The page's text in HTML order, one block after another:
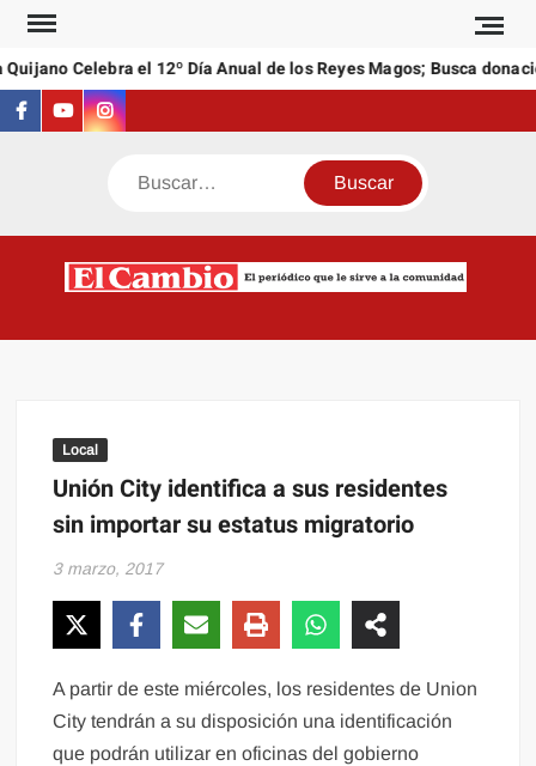
Saltar
contenidoCelebra el 12º Día Anual de los Reyes Magos; Busca
Facebook
YoutubeInstagram
Buscar
Local
Unión City identifica a sus residentes
sin importar su estatus migratorio
3 marzo, 2017
A partir de este miércoles, los residentes de Union
City tendrán a su disposición una identificación
que podrán utilizar en oficinas del gobierno